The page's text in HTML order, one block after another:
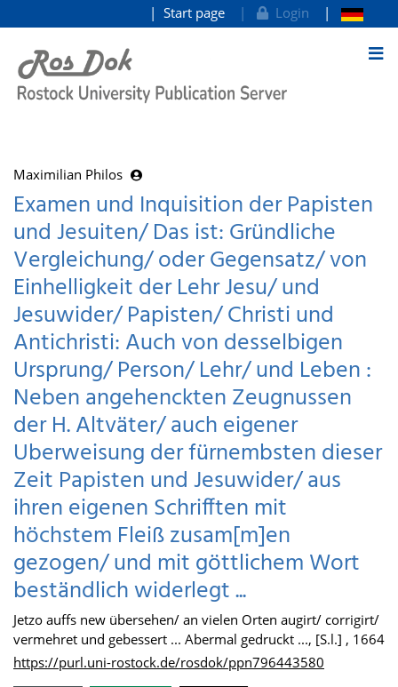
goto contents
Start page Login
Maximilian Philos
Examen und Inquisition der Papisten
und Jesuiten/ Das ist: Gründliche
Vergleichung/ oder Gegensatz/ von
Einhelligkeit der Lehr Jesu/ und
Jesuwider/ Papisten/ Christi und
Antichristi: Auch von desselbigen
Ursprung/ Person/ Lehr/ und Leben :
Neben angehenckten Zeugnussen
der H. Altväter/ auch eigener
Uberweisung der fürnembsten dieser
Zeit Papisten und Jesuwider/ aus
ihren eigenen Schrifften mit
höchstem Fleiß zusam[m]en
gezogen/ und mit göttlichem Wort
beständlich widerlegt ...
Jetzo auffs new übersehen/ an vielen Orten augirt/ corrigirt/
vermehret und gebessert ... Abermal gedruckt ..., [S.l.] , 1664
https://purl.uni-rostock.de/rosdok/ppn796443580